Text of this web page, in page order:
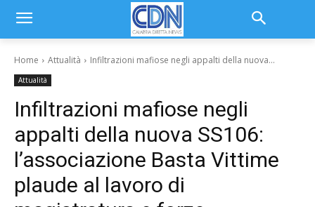
Home Attualità Infiltrazioni mafiose negli appalti della nuova...
Attualità
Infiltrazioni mafiose negli
appalti della nuova SS106:
l’associazione Basta Vittime
plaude al lavoro di